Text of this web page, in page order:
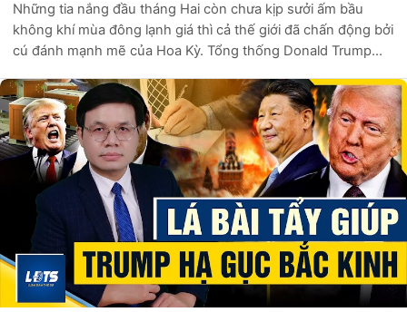
Những tia nắng đầu tháng Hai còn chưa kịp sưởi ấm bầu
không khí mùa đông lạnh giá thì cả thế giới đã chấn động bởi
cú đánh mạnh mẽ của Hoa Kỳ. Tổng thống Donald Trump
trừng phạt kinh tế có sức...